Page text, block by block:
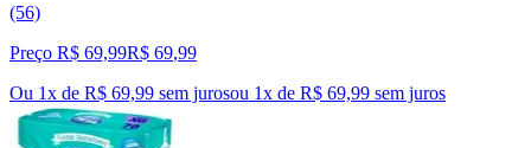
(56)
Preço R$ 69,99R$ 69,99
Ou 1x de R$ 69,99 sem jurosou 1x de R$ 69,99 sem juros